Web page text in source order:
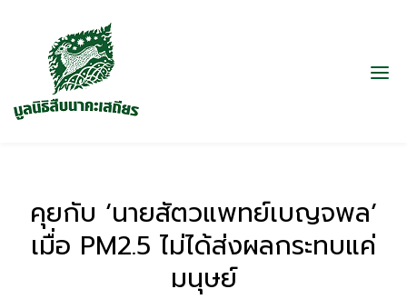
คุยกับ ‘นายสัตวแพทย์เบญจพล’
เมื่อ PM2.5 ไม่ได้ส่งผลกระทบแค่
มนุษย์